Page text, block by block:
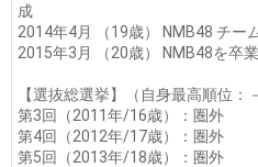
成
2014年4月 （19歳） NMB48 チー
2015年3月 （20歳） NMB48を卒業
【選抜総選挙】（自身最高順位：
第3回（2011年/16歳）：圏外
第4回（2012年/17歳）：圏外
第5回（2013年/18歳）：圏外